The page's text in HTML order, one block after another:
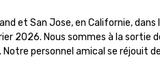
et San Jose, en Californie, dans
2026. Nous sommes à la sortie
personnel amical se réjouit